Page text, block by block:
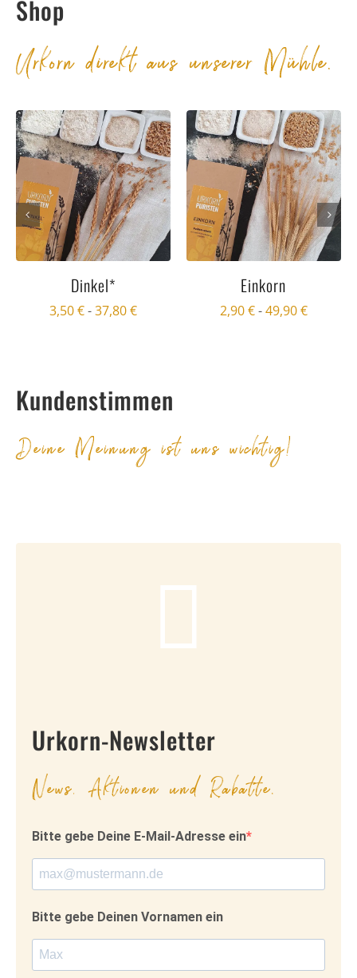
Shop
Urkorn direkt aus unserer Mühle.
Dinkel*
3,50€-37,80€
Einkorn
2,90€-49,90€
Kundenstimmen
Deine Meinung ist uns wichtig!
Urkorn-Newsletter
News, Aktionen und Rabatte.
Bitte gebe Deine E-Mail-Adresse ein
Bitte gebe Deinen Vornamen ein